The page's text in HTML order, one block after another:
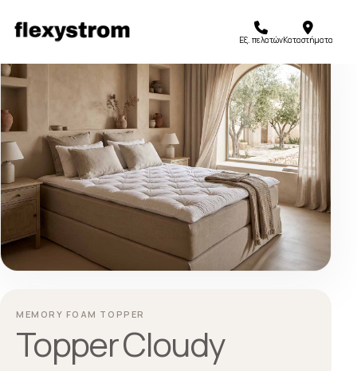
Εξ. πελατώνΚαταστήματα
MEMORY FOAM TOPPER
Topper Cloudy